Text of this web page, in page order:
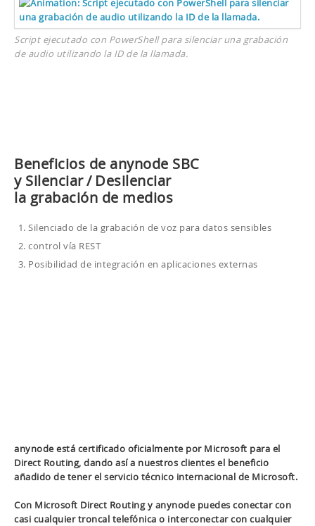
Script ejecutado con PowerShell para silenciar una grabación
de audio utilizando la ID de la llamada.
Beneficios de anynode SBC
y Silenciar / Desilenciar
la grabación de medios
Silenciado de la grabación de voz para datos sensibles
control vía REST
Posibilidad de integración en aplicaciones externas
anynode está certificado oficialmente por Microsoft para el
Direct Routing, dando así a nuestros clientes el beneficio
añadido de tener el servicio técnico internacional de Microsoft.
Con Microsoft Direct Routingy anynode puedes conectar con
casi cualquier troncal telefónica o interconectar con cualquier